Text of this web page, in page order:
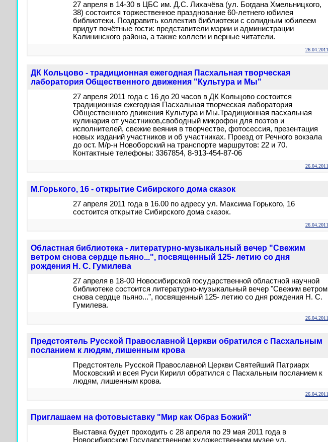
27 апреля в 14-30 в ЦБС им. Д.С. Лихачёва (ул. Богдана Хмельницкого,
38) состоится торжественное празднование 60-летнего юбилея
библиотеки. Поздравить коллектив библиотеки с солидным юбилеем
придут почётные гости: представители мэрии и администрации
Калининского района, а также коллеги и верные читатели.
26.04.2011
ДК Кольцово - традиционная ежегодная Пасхальная творческая
лаборатория Общественного движения "Культура и Мы"
27 апреля 2011 года с 16 до 20 часов в ДК Кольцово состоится
традиционная ежегодная Пасхальная творческая лаборатория
Общественного движения Культура и Мы.Традиционная пасхальная
кулинария от участников,свободный микрофон для поэтов и
исполнителей, свежие веяния в творчестве, фотосессия, презентация
новых изданий участников и об участниках. Проезд от Речного вокзала
до ост. М/р-н Новоборский на транспорте маршрутов: 22 и 70.
Контактные телефоны: 3367854, 8-913-454-87-06
26.04.2011
М.Горького, 16 - открытие Сибирского дома сказок
27 апреля 2011 года в 16.00 по адресу ул. Максима Горького, 16
состоится открытие Сибирского дома сказок.
26.04.2011
Областная библиотека - литературно-музыкальный вечер "Свежим
ветром снова сердце пьяно...", посвященный 125- летию со дня
рождения Н. С. Гумилева
27 апреля в 18-00 Новосибирской государственной областной научной
библиотеке состоится литературно-музыкальный вечер "Свежим ветром
снова сердце пьяно...", посвященный 125- летию со дня рождения Н. С.
Гумилева.
26.04.2011
Предстоятель Русской Православной Церкви обратился с Пасхальным
посланием к людям, лишенным крова
Предстоятель Русской Православной Церкви Святейший Патриарх
Московский и всея Руси Кирилл обратился с Пасхальным посланием к
людям, лишенным крова.
26.04.2011
Приглашаем на фотовыставку "Мир как Образ Божий"
Выставка будет проходить с 28 апреля по 29 мая 2011 года в
Новосибирском Государственном художественном музее ул.